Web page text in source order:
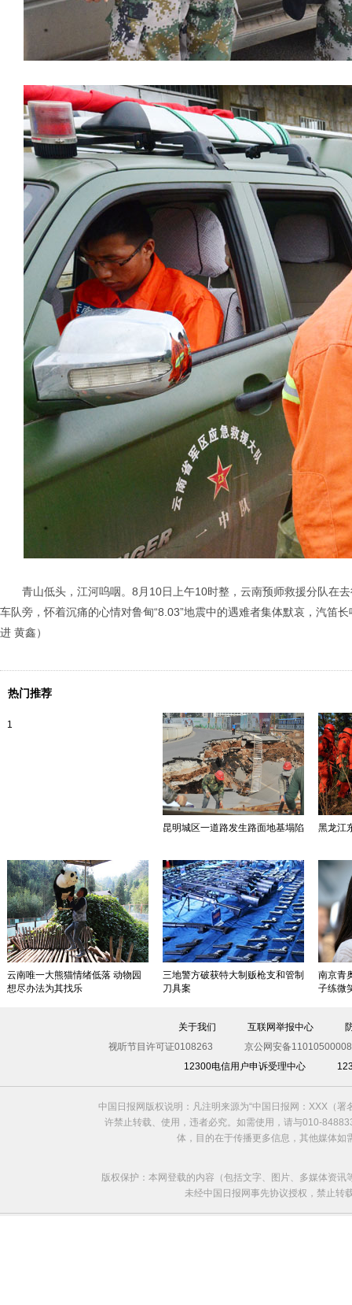
青山低头，江河呜咽。8月10日上午10时整，云南预师救援分队在
车队旁，怀着沉痛的心情对鲁甸“8.03”地震中的遇难者集体默哀，汽笛
进 黄鑫）
热门推荐
1
昆明城区一道路发生路面地基塌陷 黑龙江
云南唯一大熊猫情绪低落 动物园
想尽办法为其找乐
三地警方破获特大制贩枪支和管制
刀具案
南京青
子练微
关于我们 互联网举报中心
视听节目许可证0108263
京公网安备
12300电信用户申诉受理中心
中国日报网版权说明：凡注明来源为“中国日报网：XXX（
许禁止转载、使用，违者必究。如需使用，请与010-
体，目的在于传播更多信息，其他媒体
版权保护：本网登载的内容（包括文字、图片、多媒体资
未经中国日报网事先协议授权，禁止转